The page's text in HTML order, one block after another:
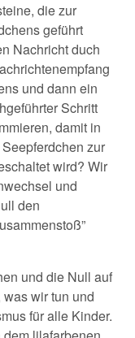
die zur
geführt
Nachricht duch
und dann ein
Schritt
damit in
zur
wird? Wir
und
den
und die Null auf
wir tun und
für alle Kinder.